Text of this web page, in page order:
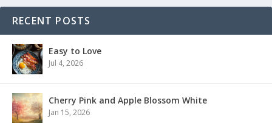
RECENT POSTS
Easy to Love
Jul 4, 2026
Cherry Pink and Apple Blossom White
Jan 15, 2026